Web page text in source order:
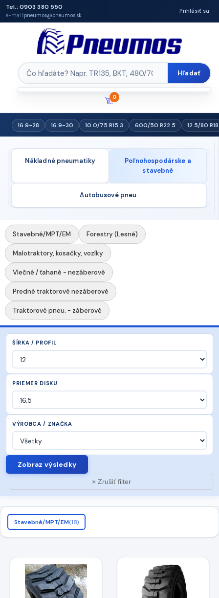
Tel.: 0903 380 550
e-mail:pneumos@pneumos.sk
Prihlásiť sa
Hľadať
0
16.9-28 16.9-30 10.0/75 R15.3 600/50 R22.5 12.5/80 R18
Nákladné pneumatiky
Poľnohospodárske a
stavebné
Autobusové pneu.
Stavebné/MPT/EM Forestry (Lesné)
Malotraktory, kosačky, vozíky
Vlečné / ťahané - nezáberové
Predné traktorové nezáberové
Traktorové pneu. - záberové
ŠÍRKA / PROFIL
PRIEMER DISKU
VÝROBCA / ZNAČKA
Zobraz výsledky
× Zrušiť filter
Stavebné/MPT/EM(18)